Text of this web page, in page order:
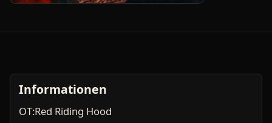
Informationen
OT:Red Riding Hood